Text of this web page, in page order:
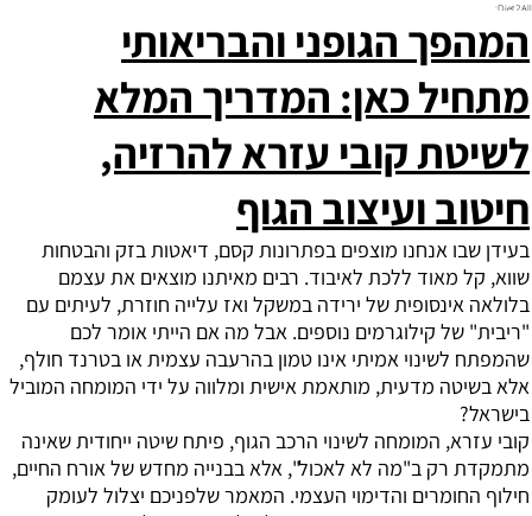
Diet2All:
שמאחורי
המושלם.
המהפך הגופני והבריאותי
מתחיל כאן: המדריך המלא
לשיטת קובי עזרא להרזיה,
חיטוב ועיצוב הגוף
בעידן שבו אנחנו מוצפים בפתרונות קסם, דיאטות בזק והבטחות
שווא, קל מאוד ללכת לאיבוד. רבים מאיתנו מוצאים את עצמם
בלולאה אינסופית של ירידה במשקל ואז עלייה חוזרת, לעיתים עם
"ריבית" של קילוגרמים נוספים. אבל מה אם הייתי אומר לכם
שהמפתח לשינוי אמיתי אינו טמון בהרעבה עצמית או בטרנד חולף,
אלא בשיטה מדעית, מותאמת אישית ומלווה על ידי המומחה המוביל
בישראל?
קובי עזרא, המומחה לשינוי הרכב הגוף, פיתח שיטה ייחודית שאינה
מתמקדת רק ב"מה לא לאכול", אלא בבנייה מחדש של אורח החיים,
חילוף החומרים והדימוי העצמי. המאמר שלפניכם יצלול לעומק